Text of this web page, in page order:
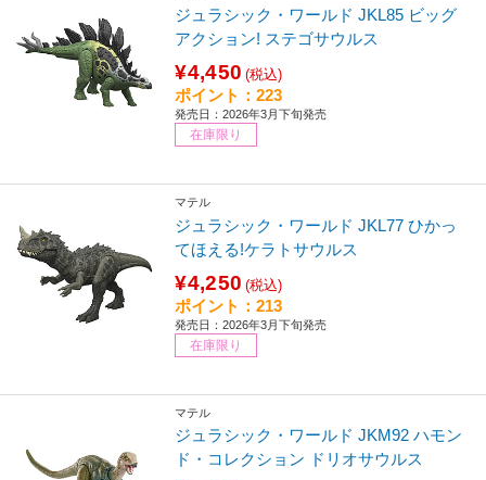
ジュラシック・ワールド JKL85 ビッグ
アクション! ステゴサウルス
¥4,450 (税込)
ポイント：223
発売日：2026年3月下旬発売
在庫限り
マテル
ジュラシック・ワールド JKL77 ひかっ
てほえる!ケラトサウルス
¥4,250 (税込)
ポイント：213
発売日：2026年3月下旬発売
在庫限り
マテル
ジュラシック・ワールド JKM92 ハモン
ド・コレクション ドリオサウルス